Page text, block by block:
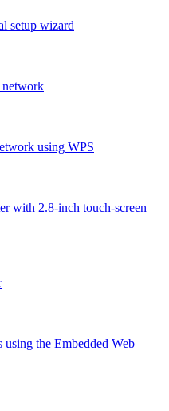
setup wizard
network
using WPS
with 2.8‑inch touch‑screen
the Embedded Web